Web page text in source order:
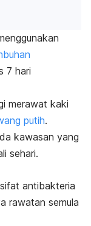
7 hari
merawat kaki
putih.
kawasan yang
sehari.
antibakteria
rawatan semula